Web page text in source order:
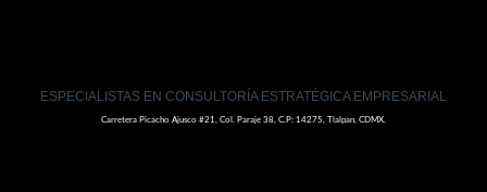
ESPECIALISTAS EN CONSULTORÍA ESTRATÉGICA EMPRESARIAL
Carretera Picacho Ajusco #21, Col. Paraje 38, C.P: 14275, Tlalpan, CDMX.